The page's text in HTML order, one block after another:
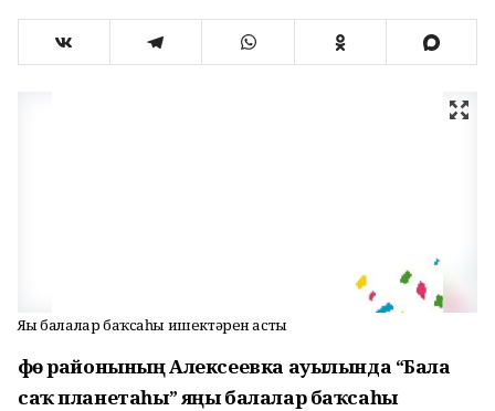
Яңы балалар баҡсаһы ишектәрен асты
Өфө районының Алексеевка ауылында “Бала
саҡ планетаһы” яңы балалар баҡсаһы